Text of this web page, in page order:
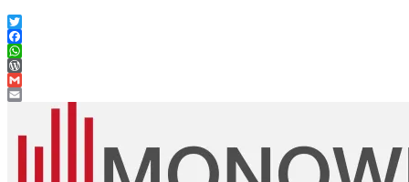
Twitter
Facebook
WhatsApp
WordPress
Gmail